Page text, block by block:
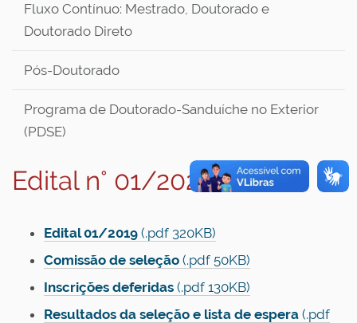
Fluxo Contínuo: Mestrado, Doutorado e
Doutorado Direto
Pós-Doutorado
Programa de Doutorado-Sanduíche no Exterior
(PDSE)
Edital n° 01/2020
Edital 01/2019 (.pdf 320KB)
Comissão de seleção (.pdf 50KB)
Inscrições deferidas (.pdf 130KB)
Resultados da seleção e lista de espera (.pdf